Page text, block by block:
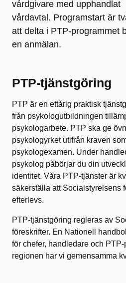
vårdgivare med upphandlat
vårdavtal. Programstart är
att delta i PTP-programmet
en anmälan.
PTP-tjänstgöring
PTP är en ettårig praktisk
från psykologutbildningen
psykologarbete. PTP ska ge
psykologyrket utifrån kraven
psykologexamen. Under
psykolog påbörjar du din
identitet. Våra PTP-tjänster är
säkerställa att Socialstyrelsens
efterlevs.
PTP-tjänstgöring regleras av
föreskrifter. En Nationell
för chefer, handledare och
regionen har vi gemensamma